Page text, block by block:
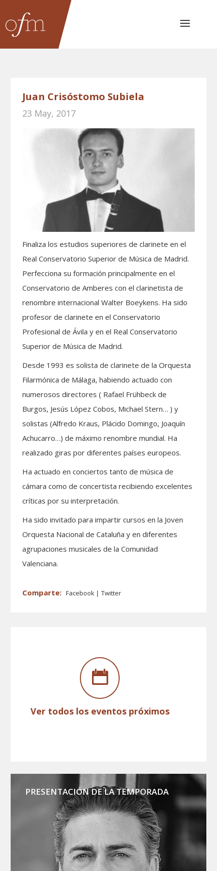
Juan Crisóstomo Subiela
23 May, 2017
Finaliza los estudios superiores de clarinete en el
Real Conservatorio Superior de Música de Madrid.
Perfecciona su formación principalmente en el
Conservatorio de Amberes con el clarinetista de
renombre internacional Walter Boeykens. Ha sido
profesor de clarinete en el Conservatorio
Profesional de Ávila y en el Real Conservatorio
Superior de Música de Madrid.
Desde 1993 es solista de clarinete de la Orquesta
Filarmónica de Málaga, habiendo actuado con
numerosos directores ( Rafael Frühbeck de
Burgos, Jesús López Cobos, Michael Stern… ) y
solistas (Alfredo Kraus, Plácido Domingo, Joaquín
Achucarro…) de máximo renombre mundial. Ha
realizado giras por diferentes países europeos.
Ha actuado en conciertos tanto de música de
cámara como de concertista recibiendo excelentes
críticas por su interpretación.
Ha sido invitado para impartir cursos en la Joven
Orquesta Nacional de Cataluña y en diferentes
agrupaciones musicales de la Comunidad
Valenciana.
Facebook Twitter
Ver todos los eventos próximos
PRESENTACIÓN DE LA TEMPORADA